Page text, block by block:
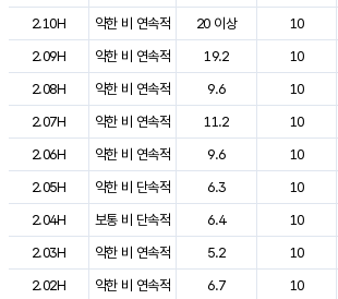
2.10H
약한 비 연속적 20 이상 10
2.09H
약한 비 연속적 19.2 10
2.08H
약한 비 연속적 9.6 10
2.07H
약한 비 연속적 11.2 10
2.06H
약한 비 연속적 9.6 10
2.05H
약한 비 단속적 6.3 10
2.04H
보통 비 단속적 6.4 10
2.03H
약한 비 연속적 5.2 10
2.02H
약한 비 연속적 6.7 10